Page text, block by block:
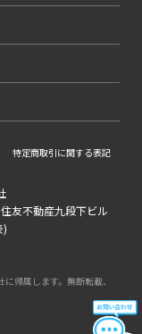
特定商取引に関する表記
友不動産九段下ビル
)
帰属します。無断転載、